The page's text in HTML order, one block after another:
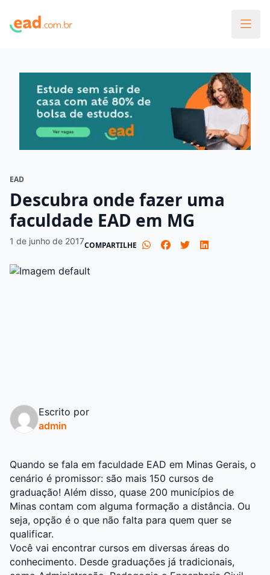
EAD
Descubra onde fazer uma
faculdade EAD em MG
1 de junho de 2017COMPARTILHE
Escrito por
admin
Quando se fala em faculdade EAD em Minas Gerais, o
cenário é promissor: são mais 150 cursos de
graduação! Além disso, quase 200 municípios de
Minas contam com alguma formação a distância. Ou
seja, opção é o que não falta para quem quer se
qualificar.
Você vai encontrar cursos em diversas áreas do
conhecimento. Desde graduações já tradicionais,